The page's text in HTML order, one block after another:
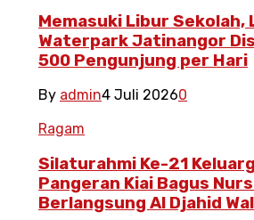
Memasuki Libur Sekolah,
Waterpark Jatinangor
500 Pengunjung per Hari
By admin4 Juli 20260
Ragam
Silaturahmi Ke-21
Pangeran Kiai Bagus
Berlangsung Al Djahid